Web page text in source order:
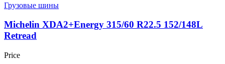
Грузовые шины
Michelin XDA2+Energy 315/60 R22.5 152/148L
Retread
Price